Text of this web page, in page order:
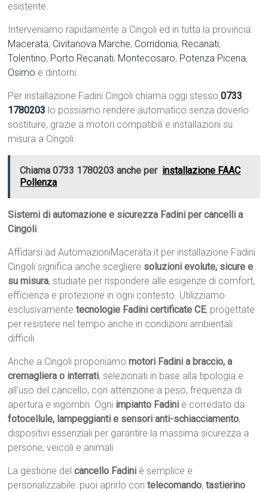
esistente.
Interveniamo rapidamente a Cingoli ed in tutta la provincia:
Macerata, Civitanova Marche, Corridonia, Recanati,
Tolentino, Porto Recanati, Montecosaro, Potenza Picena,
Osimo e dintorni.
Per installazione Fadini Cingoli chiama oggi stesso0733
1780203 lo possiamo rendere automatico senza doverlo
sostituire, grazie a motori compatibili e installazioni su
misura a Cingoli.
Chiama 0733 1780203 anche per installazione FAAC
Pollenza
Sistemi di automazione e sicurezza Fadini per cancelli a
Cingoli
Affidarsi ad AutomazioniMacerata.it per installazione Fadini
Cingoli significa anche scegliere soluzioni evolute, sicure e
su misura, studiate per rispondere alle esigenze di comfort,
efficienza e protezione in ogni contesto. Utilizziamo
esclusivamentetecnologie Fadini certificate CE, progettate
per resistere nel tempo anche in condizioni ambientali
difficili.
Anche a Cingoli proponiamomotori Fadini a braccio, a
cremagliera o interrati, selezionati in base alla tipologia e
all’uso del cancello, con attenzione a peso, frequenza di
apertura e ingombri. Ogni impianto Fadini è corredato da
fotocellule, lampeggianti e sensori anti-schiacciamento,
dispositivi essenziali per garantire la massima sicurezza a
persone, veicoli e animali.
La gestione delcancello Fadini è semplice e
personalizzabile: puoi aprirlo contelecomando,tastierino